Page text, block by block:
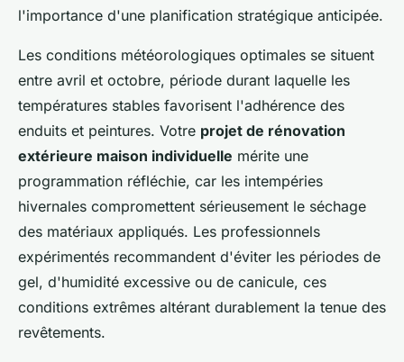
l'importance d'une planification stratégique anticipée.
Les conditions météorologiques optimales se situent
entre avril et octobre, période durant laquelle les
températures stables favorisent l'adhérence des
enduits et peintures. Votre projet de rénovation
extérieure maison individuelle mérite une
programmation réfléchie, car les intempéries
hivernales compromettent sérieusement le séchage
des matériaux appliqués. Les professionnels
expérimentés recommandent d'éviter les périodes de
gel, d'humidité excessive ou de canicule, ces
conditions extrêmes altérant durablement la tenue des
revêtements.